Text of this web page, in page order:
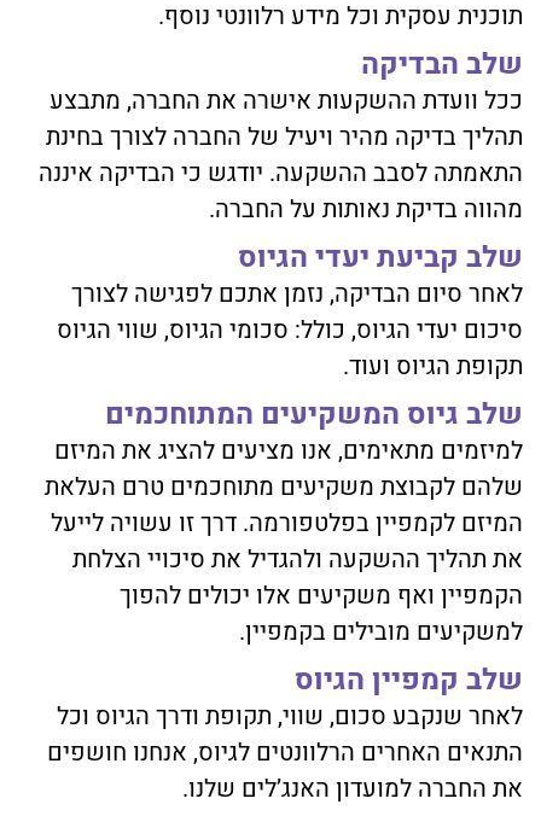
תוכנית עסקית וכל מידע רלוונטי נוסף.
שלב הבדיקה
ככל וועדת ההשקעות אישרה את החברה, מתבצע
תהליך בדיקה מהיר ויעיל של החברה לצורך בחינת
התאמתה לסבב ההשקעה. יודגש כי הבדיקה איננה
מהווה בדיקת נאותות על החברה.
שלב קביעת יעדי הגיוס
לאחר סיום הבדיקה, נזמן אתכם לפגישה לצורך
סיכום יעדי הגיוס, כולל: סכומי הגיוס, שווי הגיוס
תקופת הגיוס ועוד.
שלב גיוס המשקיעים המתוחכמים
למיזמים מתאימים, אנו מציעים להציג את המיזם
שלהם לקבוצת משקיעים מתוחכמים טרם העלאת
המיזם לקמפיין בפלטפורמה. דרך זו עשויה לייעל
את תהליך ההשקעה ולהגדיל את סיכויי הצלחת
הקמפיין ואף משקיעים אלו יכולים להפוך
למשקיעים מובילים בקמפיין.
שלב קמפיין הגיוס
לאחר שנקבע סכום, שווי, תקופת ודרך הגיוס וכל
התנאים האחרים הרלוונטים לגיוס, אנחנו חושפים
את החברה למועדון האנג’לים שלנו.